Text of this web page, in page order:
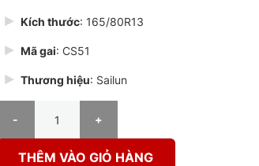
Kích thước: 165/80R13
Mã gai: CS51
Thương hiệu: Sailun
THÊM VÀO GIỎ HÀNG